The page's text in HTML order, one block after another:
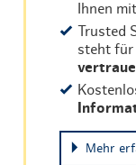
Ihnen
Trusted
steht
Mehr